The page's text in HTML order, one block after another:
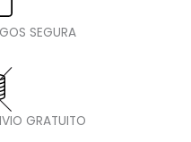
SEGURA
GRATUITO